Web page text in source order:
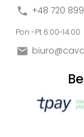
 +48 720
Pon -Pt 6:00-14:00
